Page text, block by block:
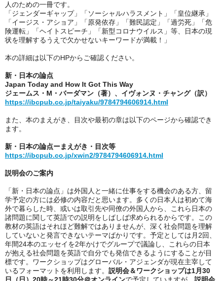
人のための一冊です。
「ジェンダーギャップ」「ソーシャルハラスメント」「皇位継承」
「イージス・アショア」「原発依存」「難民認定」「過労死」「危
険運転」「ヘイトスピーチ」「新型コロナウイルス」等、日本の現
状を理解するうえで欠かせないキーワードが満載！」
本の詳細は以下のHPからご確認ください。
新・日本の論点
Japan Today and How It Got This Way
ジェームス・M・バーダマン（著）、イヴォンヌ・チャング（訳）
https://ibcpub.co.jp/taiyaku/9784794606914.html
また、本のまえがき、目次や最初の章は以下のページから確認でき
ます。
新・日本の論点ーまえがき・目次等
https://ibcpub.co.jp/xwin2/9784794606914.html
説明会のご案内
「新・日本の論点」は外国人と一緒に仕事をする機会のある方、留
学予定の方には必修の内容だと思います。多くの日本人は初めて海
外で暮らした時、或いは取引先や同僚の外国人から、これら日本の
諸問題に関して英語での説明をしばしば求められるからです。この
教材の英語はそれほど難解ではありませんが、深く社会問題を理解
していないと発言できないテーマばかりです。予定としては月2回、
年間24本のエッセイを2年かけでグループで議論し、これらの日本
が抱える社会問題を英語で自分でも発信できるようにすることが目
標です。ワークショップはグローバル・アジェンダが現在主宰して
いるフォーマットを利用します。 説明会＆ワークショップは1月30